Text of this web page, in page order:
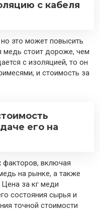
с кабеля
это может повысить
медь стоит дороже, чем
с изоляцией, то он
и стоимость за
его на
факторов, включая
на рынке, а также
Цена за кг меди
состояния сырья и
точной стоимости